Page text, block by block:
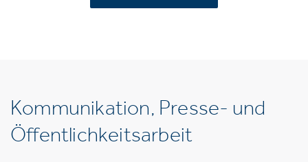
Kommunikation, Presse- und
Öffentlichkeitsarbeit